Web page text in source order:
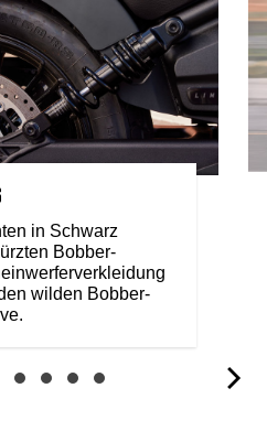
in Schwarz
Bobber-
wilden Bobber-